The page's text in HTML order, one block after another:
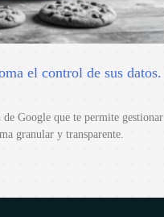
el control de sus datos.
Google que te permite gestionar
granular y transparente.